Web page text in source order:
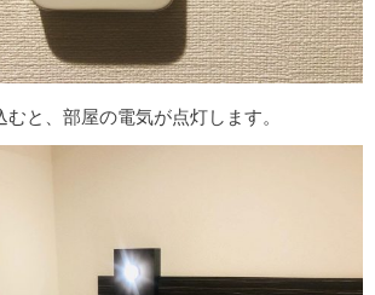
と、部屋の電気が点灯します。